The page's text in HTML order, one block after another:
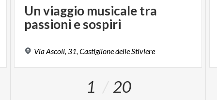
Unviaggio musicaletra
passioni esospiri
ViaAscoli,31,CastiglionedelleStiviere
1 20